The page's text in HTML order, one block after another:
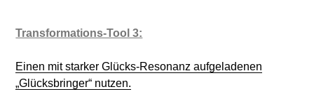
Transformations-Tool 3:
Einen mit starker Glücks-Resonanz aufgeladenen
„Glücksbringer“ nutzen.